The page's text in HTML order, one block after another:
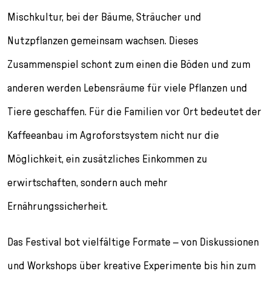
Mischkultur, bei der Bäume, Sträucher und
Nutzpflanzen gemeinsam wachsen. Dieses
Zusammenspiel schont zum einen die Böden und zum
anderen werden Lebensräume für viele Pflanzen und
Tiere geschaffen. Für die Familien vor Ort bedeutet der
Kaffeeanbau im Agroforstsystem nicht nur die
Möglichkeit, ein zusätzliches Einkommen zu
erwirtschaften, sondern auch mehr
Ernährungssicherheit.
Das Festival bot vielfältige Formate – von Diskussionen
und Workshops über kreative Experimente bis hin zum